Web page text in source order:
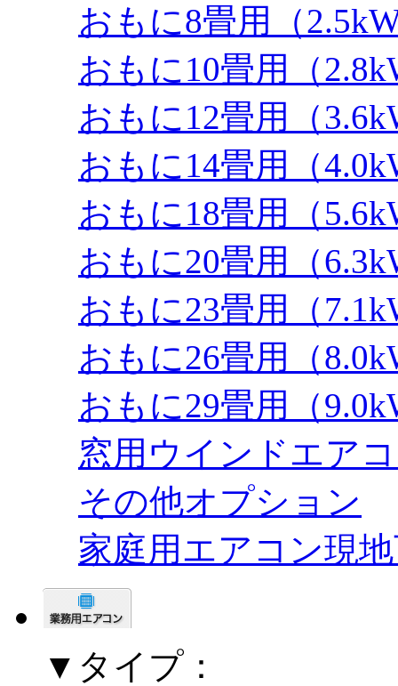
おもに8畳用（
おもに10畳用（
おもに12畳用（
おもに14畳用（
おもに18畳用（
おもに20畳用（
おもに23畳用（
おもに26畳用（
おもに29畳用（
窓用ウインドエア
その他オプション
家庭用エアコン現
▼タイプ：